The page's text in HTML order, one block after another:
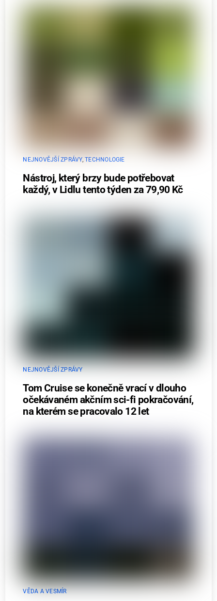
NEJNOVĚJŠÍ ZPRÁVY,TECHNOLOGIE
Nástroj, který brzy bude potřebovat
každý, v Lidlu tento týden za 79,90 Kč
NEJNOVĚJŠÍ ZPRÁVY
Tom Cruise se konečně vrací v dlouho
očekávaném akčním sci-fi pokračování,
na kterém se pracovalo 12 let
VĚDA A VESMÍR